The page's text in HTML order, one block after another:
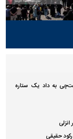
به داد یک ستاره
حقیقی